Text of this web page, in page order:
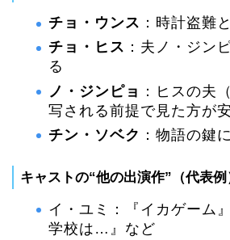
チョ・ウンス ：時計盗難
チョ・ヒス ：夫ノ・ジン
る
ノ・ジンピョ ：ヒスの夫
写される前提で見た方が
チン・ソベク ：物語の鍵
キャストの“他の出演作”（代表例
イ・ユミ：『イカゲーム
学校は…』など